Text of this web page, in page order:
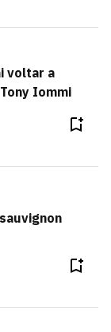
voltar a
Iommi